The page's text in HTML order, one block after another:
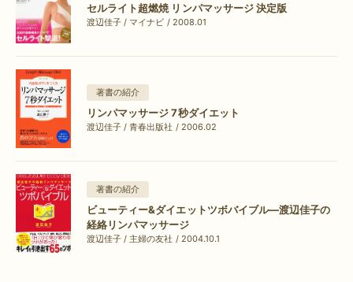
セルライト超燃焼 リンパマッサージ 決定版
渡辺佳子 / マイナビ / 2008.01
著書の紹介
リンパマッサージ 7秒ダイエット
渡辺佳子 / 青春出版社 / 2006.02
著書の紹介
ビューティー&ダイエットツボバイブル―渡辺佳子の
経絡リンパマッサージ
渡辺佳子 / 主婦の友社 / 2004.10.1